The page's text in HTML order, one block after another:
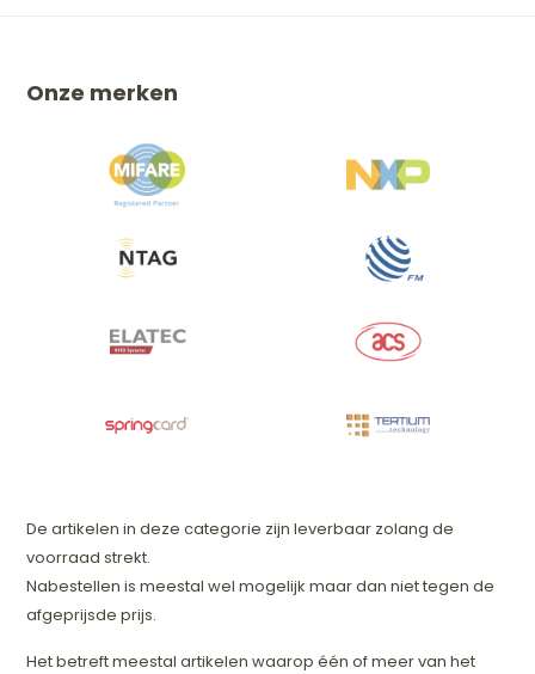
Onze merken
De artikelen in deze categorie zijn leverbaar zolang de
voorraad strekt.
Nabestellen is meestal wel mogelijk maar dan niet tegen de
afgeprijsde prijs.
Het betreft meestal artikelen waarop één of meer van het